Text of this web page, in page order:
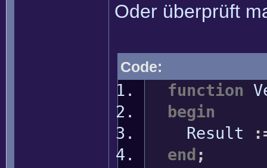
Oder überprüft
Code:
function
begin
Result
:
end ;